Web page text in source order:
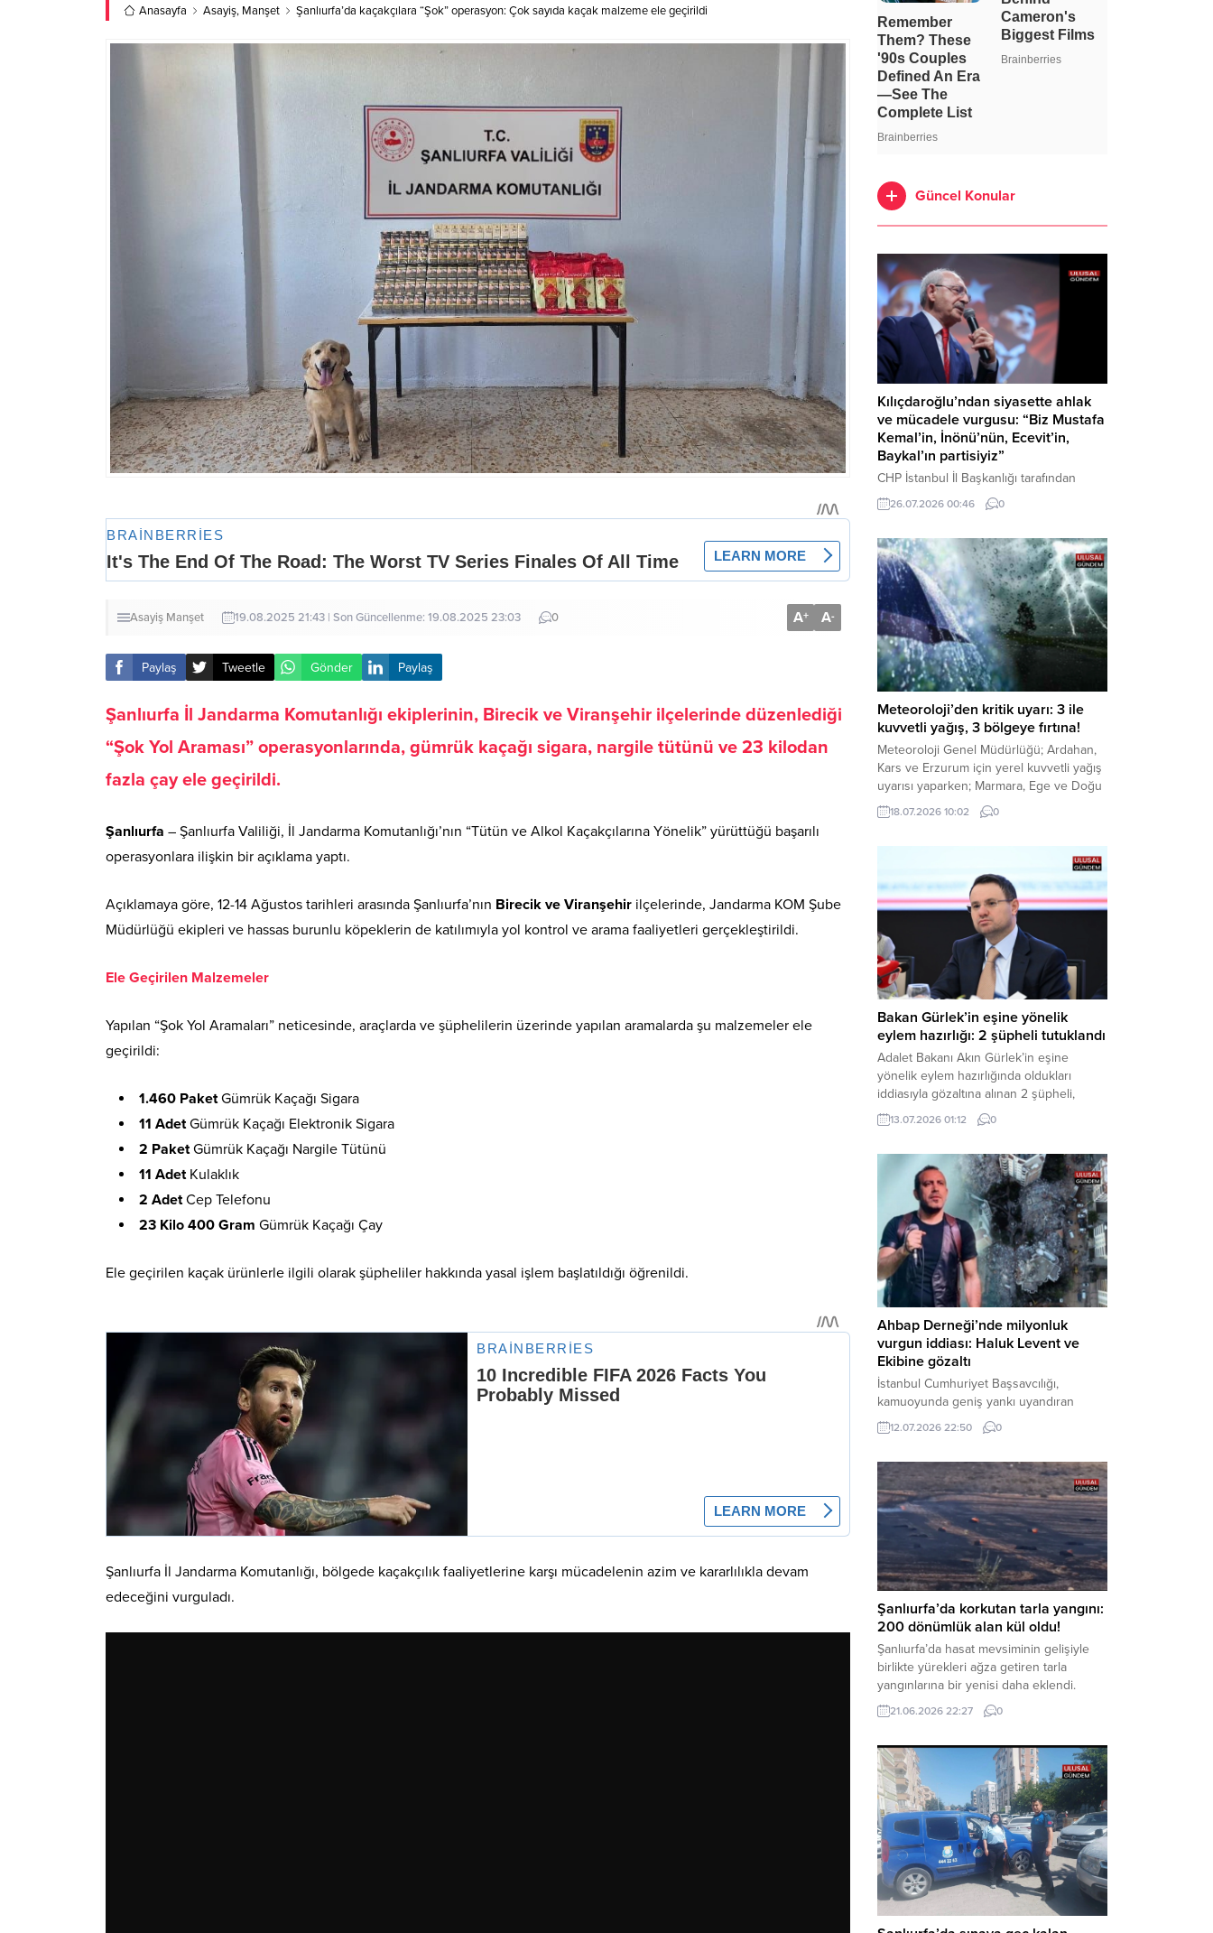
Anasayfa Asayiş, Manşet Şanlıurfa’da kaçakçılara “Şok” operasyon: Çok sayıda kaçak malzeme ele geçirildi
Asayiş Manşet 19.08.2025 21:43 | Son Güncellenme: 19.08.2025 23:03 0 A+ A-
Paylaş Tweetle Gönder Paylaş
Şanlıurfa İl Jandarma Komutanlığı ekiplerinin, Birecik ve Viranşehir ilçelerinde düzenlediği
“Şok Yol Araması” operasyonlarında, gümrük kaçağı sigara, nargile tütünü ve 23 kilodan
fazla çay ele geçirildi.
Şanlıurfa – Şanlıurfa Valiliği, İl Jandarma Komutanlığı’nın “Tütün ve Alkol Kaçakçılarına Yönelik” yürüttüğü başarılı
operasyonlara ilişkin bir açıklama yaptı.
Açıklamaya göre, 12-14 Ağustos tarihleri arasında Şanlıurfa’nın Birecik ve Viranşehir ilçelerinde, Jandarma KOM Şube
Müdürlüğü ekipleri ve hassas burunlu köpeklerin de katılımıyla yol kontrol ve arama faaliyetleri gerçekleştirildi.
Ele Geçirilen Malzemeler
Yapılan “Şok Yol Aramaları” neticesinde, araçlarda ve şüphelilerin üzerinde yapılan aramalarda şu malzemeler ele
geçirildi:
1.460 PaketGümrük Kaçağı Sigara
11 AdetGümrük Kaçağı Elektronik Sigara
2 PaketGümrük Kaçağı Nargile Tütünü
11 AdetKulaklık
2 AdetCep Telefonu
23 Kilo 400 Gram Gümrük Kaçağı Çay
Ele geçirilen kaçak ürünlerle ilgili olarak şüpheliler hakkında yasal işlem başlatıldığı öğrenildi.
Şanlıurfa İl Jandarma Komutanlığı, bölgede kaçakçılık faaliyetlerine karşı mücadelenin azim ve kararlılıkla devam
edeceğini vurguladı.
Güncel Konular
Kılıçdaroğlu’ndan siyasette ahlak
ve mücadele vurgusu: “Biz Mustafa
Kemal’in, İnönü’nün, Ecevit’in,
Baykal’ın partisiyiz”
CHP İstanbul İl Başkanlığı tarafından
düzenlenen Üye Katılım Töreni’nde
konuşan Kemal Kılıçdaroğlu; partinin
beşli çetelerle mücadeleden Aile
Destekleri Sigortası’na kadar birçok kritik
konuda sert ve net mesajlar verdi. Haber
Merkezi – CHP Genel Başkanı Kemal
Kılıçdaroğlu, Rauf Denktaş Kültür
Merkezi’nde gerçekleştirilen ve yeni
üyelere rozetlerinin takıldığı...
26.07.2026 00:46 0
Meteoroloji’den kritik uyarı: 3 ile
kuvvetli yağış, 3 bölgeye fırtına!
Meteoroloji Genel Müdürlüğü; Ardahan,
Kars ve Erzurum için yerel kuvvetli yağış
uyarısı yaparken; Marmara, Ege ve Doğu
Anadolu’nun belirli kesimlerinde ise
saatte 60 kilometre hıza ulaşabilecek
tedbirli olmaya çağırdı. Haber Merkezi –
Çevre, Şehircilik ve İklim Değişikliği
Bakanlığı Meteoroloji Genel Müdürlüğü,
ülke genelini kapsayan son hava...
18.07.2026 10:02 0
Bakan Gürlek’in eşine yönelik
eylem hazırlığı: 2 şüpheli tutuklandı
Adalet Bakanı Akın Gürlek’in eşine
yönelik eylem hazırlığında oldukları
iddiasıyla gözaltına alınan 2 şüpheli,
çıkarıldıkları mahkemece tutuklanarak
cezaevine gönderildi. Haber Merkezi –
tarafından yürütülen geniş kapsamlı
soruşturma çerçevesinde gözaltına
alınan şüphelilerin emniyetteki işlemleri
tamamlandı. Güvenlik birimlerindeki
sorgularının ardından yoğun güvenlik
önlemleri altında adliyeye sevk edilen
U.Y. ve...
13.07.2026 01:12 0
Ahbap Derneği’nde milyonluk
vurgun iddiası: Haluk Levent ve
Ekibine gözaltı
İstanbul Cumhuriyet Başsavcılığı,
kamuoyunda geniş yankı uyandıran
Ahbap Derneği’ne yönelik kapsamlı bir
soruşturma başlattığını ve Dernek
şüphelilerin gözaltına alındığını açıkladı.
Yürütülen tahkikatın “Dernekler
Kanunu’na muhalefet”, “suçtan
kaynaklanan mal varlığı değerlerini
aklama” ve “örgüt” suçlamaları
kapsamında derinleştirildiği bildirildi.
Haber Merkezi – Soruşturmanın
odağında, özellikle 6 Şubat...
12.07.2026 22:50 0
Şanlıurfa’da korkutan tarla yangını:
200 dönümlük alan kül oldu!
Şanlıurfa’da hasat mevsiminin gelişiyle
birlikte yürekleri ağza getiren tarla
yangınlarına bir yenisi daha eklendi.
Hilvan ilçesinde çıkan yangında, 50
dönümü biçilmemiş buğday olmak üzere
teslim olarak küle döndü. Haber Merkezi
– Yangın, Şanlıurfa’nın Hilvan ilçesine
bağlı Agilmuz köyünde meydana geldi.
Edinilen bilgilere göre, henüz
belirlenemeyen...
21.06.2026 22:27 0